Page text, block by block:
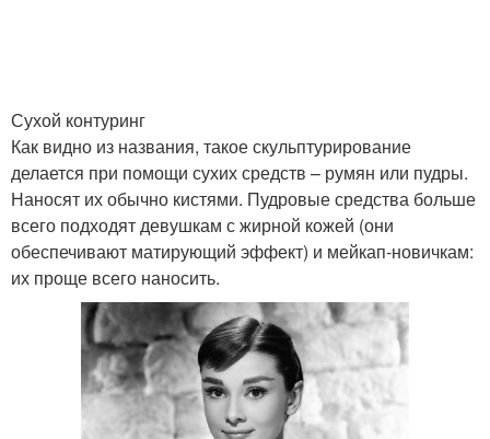
Сухой контуринг
Как видно из названия, такое скульптурирование
делается при помощи сухих средств – румян или пудры.
Наносят их обычно кистями. Пудровые средства больше
всего подходят девушкам с жирной кожей (они
обеспечивают матирующий эффект) и мейкап-новичкам:
их проще всего наносить.